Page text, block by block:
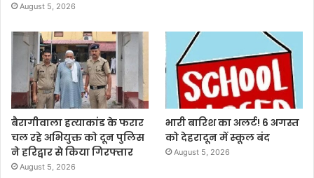
August 5, 2026
बैरागीवाला हत्याकांड के फरार
चल रहे अभियुक्त को दून पुलिस
ने हरिद्वार से किया गिरफ्तार
August 5, 2026
भारी बारिश का अलर्ट! 6 अगस्त
को देहरादून में स्कूल बंद
August 5, 2026